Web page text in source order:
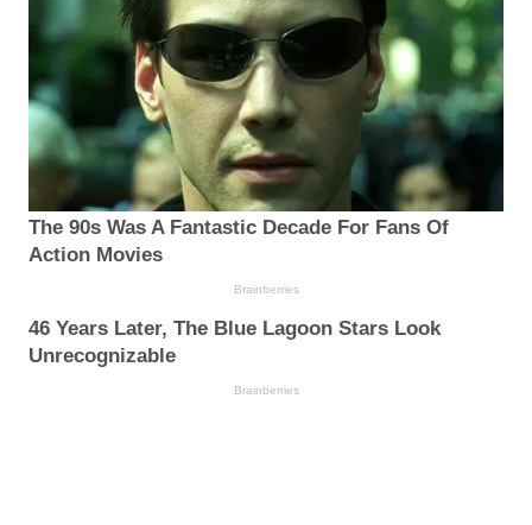
The 90s Was A Fantastic Decade For Fans Of
Action Movies
Brainberries
46 Years Later, The Blue Lagoon Stars Look
Unrecognizable
Brainberries